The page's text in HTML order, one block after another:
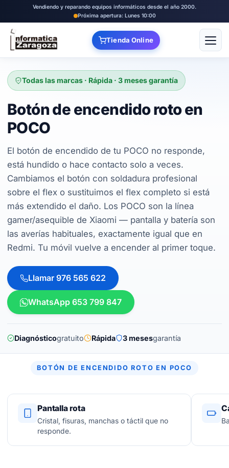
Vendiendo y reparando equipos informáticos desde el año 2000.
Próxima apertura: Lunes 10:00
Tienda Online Abrir
Todas las marcas · Rápida · 3 meses garantía
Botón de encendido roto en
POCO
El botón de encendido de tu POCO no responde,
está hundido o hace contacto solo a veces.
Cambiamos el botón con soldadura profesional
sobre el flex o sustituimos el flex completo si está
más extendido el daño. Los POCO son la línea
gamer/asequible de Xiaomi — pantalla y batería son
las averías habituales, exactamente igual que en
Redmi. Tu móvil vuelve a encender al primer toque.
Llamar 976 565 622
WhatsApp 653 799 847
Diagnósticogratuito Rápida 3 mesesgarantía
BOTÓN DE ENCENDIDO ROTO EN POCO
Pantalla rota
Cristal, fisuras, manchas o táctil que no
responde.